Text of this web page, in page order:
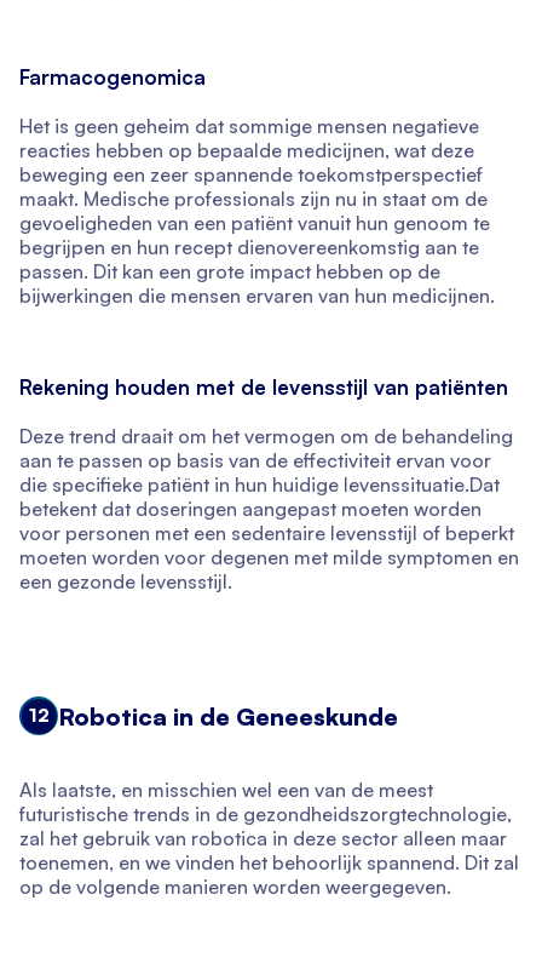
Farmacogenomica
Het is geen geheim dat sommige mensen negatieve
reacties hebben op bepaalde medicijnen, wat deze
beweging een zeer spannende toekomstperspectief
maakt. Medische professionals zijn nu in staat om de
gevoeligheden van een patiënt vanuit hun genoom te
begrijpen en hun recept dienovereenkomstig aan te
passen. Dit kan een grote impact hebben op de
bijwerkingen die mensen ervaren van hun medicijnen.
Rekening houden met de levensstijl van patiënten
Deze trend draait om het vermogen om de behandeling
aan te passen op basis van de effectiviteit ervan voor
die specifieke patiënt in hun huidige levenssituatie.Dat
betekent dat doseringen aangepast moeten worden
voor personen met een sedentaire levensstijl of beperkt
moeten worden voor degenen met milde symptomen en
een gezonde levensstijl.
12 Robotica in de Geneeskunde
Als laatste, en misschien wel een van de meest
futuristische trends in de gezondheidszorgtechnologie,
zal het gebruik van robotica in deze sector alleen maar
toenemen, en we vinden het behoorlijk spannend. Dit zal
op de volgende manieren worden weergegeven.